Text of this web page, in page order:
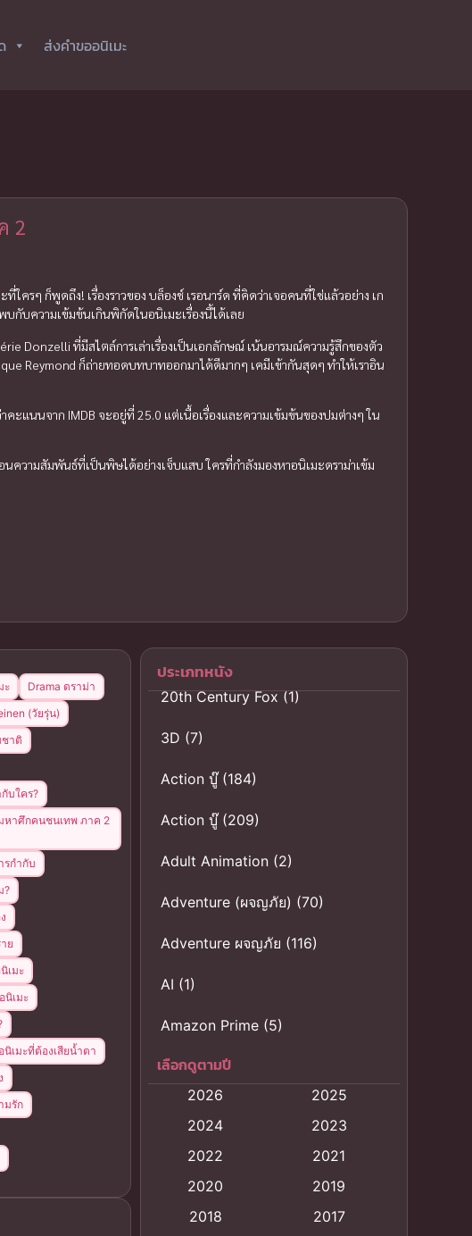
ส่งคำขออนิเมะ
2
ครๆ ก็พูดถึง! เรื่องราวของ บล็องช์ เรอนาร์ด ที่คิดว่าเจอคนที่ใช่แล้วอย่าง เก
กับความเข้มข้นเกินพิกัดในอนิเมะเรื่องนี้ได้เลย
Donzelli ที่มีสไตล์การเล่าเรื่องเป็นเอกลักษณ์ เน้นอารมณ์ความรู้สึกของตัว
Reymond ก็ถ่ายทอดบทบาทออกมาได้ดีมากๆ เคมีเข้ากันสุดๆ ทำให้เราอิน
แนนจาก IMDB จะอยู่ที่ 25.0 แต่เนื้อเรื่องและความเข้มข้นของปมต่างๆ ใน
วามสัมพันธ์ที่เป็นพิษได้อย่างเจ็บแสบ ใครที่กำลังมองหาอนิเมะดราม่าเข้ม
ะ
Drama ดราม่า
(วัยรุ่น)
ชาติ
บใคร?
หาศึกคนชนเทพ ภาค 2
รกำกับ
?
ย
เมะ
นิเมะ
อนิเมะที่ต้องเสียน้ำตา
มรัก
ประเภทหนัง
20th Century Fox(1)
3D (7)
Action บู๊(184)
Action บู๊(209)
Adult Animation (2)
Adventure (ผจญภัย) (70)
Adventure ผจญภัย (116)
AI (1)
Amazon Prime (5)
Anal (ประตูหลัง)
Animation การ์ตูน
Animation อนิเมะ
เลือกดูตามปี
2026
2025
2024
2023
2022
2021
2020
2019
2018
2017